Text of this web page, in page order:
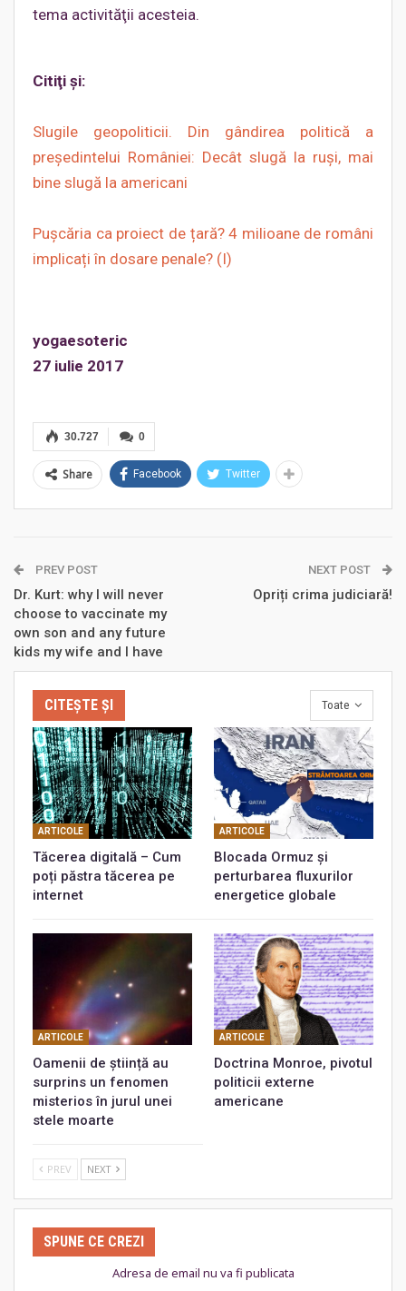
tema activităţii acesteia.
Citiţi şi:
Slugile geopoliticii. Din gândirea politică a
preşedintelui României: Decât slugă la ruşi, mai
bine slugă la americani
Pușcăria ca proiect de țară? 4 milioane de români
implicați în dosare penale? (I)
yogaesoteric
27 iulie 2017
0
30.727
Share Facebook Twitter
PREV POST
Dr. Kurt: why I will never
choose to vaccinate my
own son and any future
kids my wife and I have
NEXT POST
Opriți crima judiciară!
Toate
CITEȘTE ȘI
ARTICOLE
Tăcerea digitală – Cum
poți păstra tăcerea pe
internet
ARTICOLE
Blocada Ormuz și
perturbarea fluxurilor
energetice globale
ARTICOLE
Oamenii de știință au
surprins un fenomen
misterios în jurul unei
stele moarte
ARTICOLE
Doctrina Monroe, pivotul
politicii externe
americane
PREV NEXT
SPUNE CE CREZI
Adresa de email nu va fi publicata